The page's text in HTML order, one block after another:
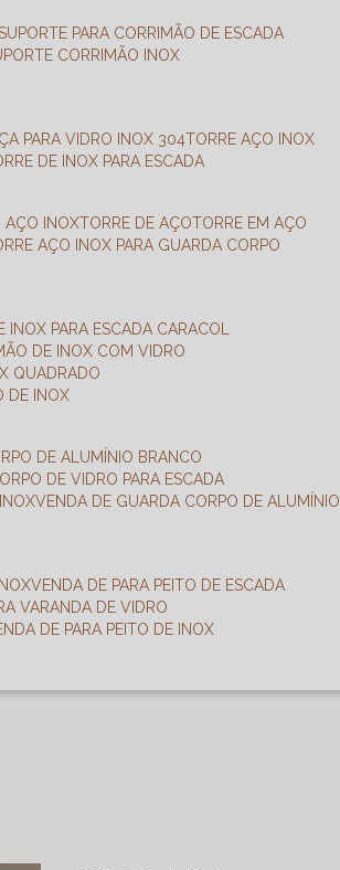
SUPORTE PARA CORRIMÃO DE ESCADA
CORRIMÃO INOX
PARA VIDRO INOX 304 TORRE AÇO INOX
DE INOX PARA ESCADA
AÇO INOX TORRE DE AÇO TORRE EM AÇO
AÇO INOX PARA GUARDA CORPO
INOX PARA ESCADA CARACOL
DE INOX COM VIDRO
QUADRADO
DE INOX
DE ALUMÍNIO BRANCO
DE VIDRO PARA ESCADA
VENDA DE GUARDA CORPO DE ALUMÍNIO
VENDA DE PARA PEITO DE ESCADA
VARANDA DE VIDRO
DE PARA PEITO DE INOX